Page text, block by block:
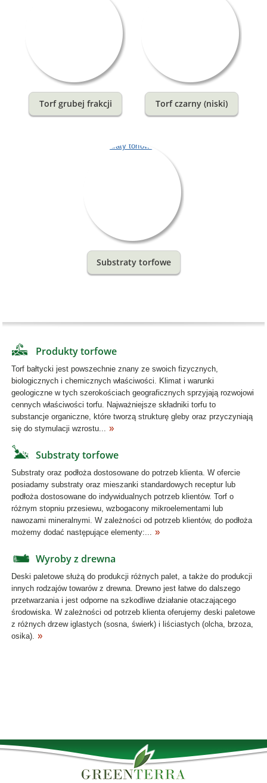
Torf grubej frakcji Torf czarny (niski)
Substraty torfowe
Produkty torfowe
Torf bałtycki jest powszechnie znany ze swoich fizycznych,
biologicznych i chemicznych właściwości. Klimat i warunki
geologiczne w tych szerokościach geograficznych sprzyjają rozwojowi
cennych właściwości torfu. Najważniejsze składniki torfu to
substancje organiczne, które tworzą strukturę gleby oraz przyczyniają
się do stymulacji wzrostu...
Substraty torfowe
Substraty oraz podłoża dostosowane do potrzeb klienta. W ofercie
posiadamy substraty oraz mieszanki standardowych receptur lub
podłoża dostosowane do indywidualnych potrzeb klientów. Torf o
różnym stopniu przesiewu, wzbogacony mikroelementami lub
nawozami mineralnymi. W zależności od potrzeb klientów, do podłoża
możemy dodać następujące elementy:...
Wyroby z drewna
Deski paletowe służą do produkcji różnych palet, a także do produkcji
innych rodzajów towarów z drewna. Drewno jest łatwe do dalszego
przetwarzania i jest odporne na szkodliwe działanie otaczającego
środowiska. W zależności od potrzeb klienta oferujemy deski paletowe
z różnych drzew iglastych (sosna, świerk) i liściastych (olcha, brzoza,
osika).